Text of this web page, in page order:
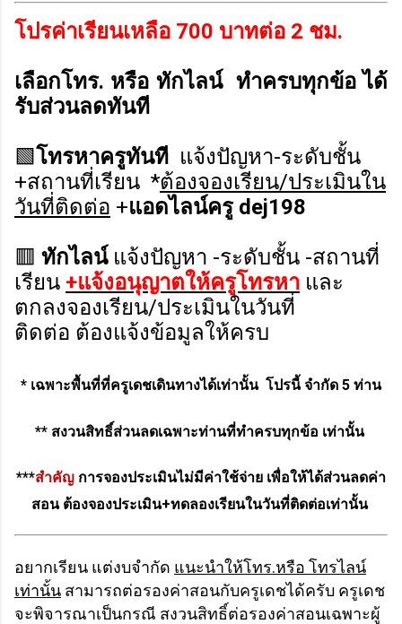
โปรค่าเรียนเหลือ 700 บาทต่อ 2 ชม.
เลือกโทร. หรือ ทักไลน์ ทำครบทุกข้อ ได้
รับส่วนลดทันที
🟩โทรหาครูทันที แจ้งปัญหา-ระดับชั้น
+สถานที่เรียน *ต้องจองเรียน/ประเมินใน
วันที่ติดต่อ +แอดไลน์ครู dej198
🟥 ทักไลน์แจ้งปัญหา -ระดับชั้น -สถานที่
เรียน +แจ้งอนุญาตให้ครูโทรหา และ
ตกลงจองเรียน/ประเมินในวันที่
ติดต่อ ต้องแจ้งข้อมูลให้ครบ
* เฉพาะพื้นที่ที่ครูเดชเดินทางได้เท่านั้น โปรนี้ จำกัด 5 ท่าน
** สงวนสิทธิ์ส่วนลดเฉพาะท่านที่ทำครบทุกข้อ เท่านั้น
***สำคัญ การจองประเมินไม่มีค่าใช้จ่าย เพื่อให้ได้ส่วนลดค่า
สอน ต้องจองประเมิน+ทดลองเรียนในวันที่ติดต่อเท่านั้น
อยากเรียน แต่งบจำกัด แนะนำให้โทร.หรือ โทรไลน์
เท่านั้น สามารถต่อรองค่าสอนกับครูเดชได้ครับ ครูเดช
จะพิจารณาเป็นกรณี สงวนสิทธิ์ต่อรองค่าสอนเฉพาะผู้